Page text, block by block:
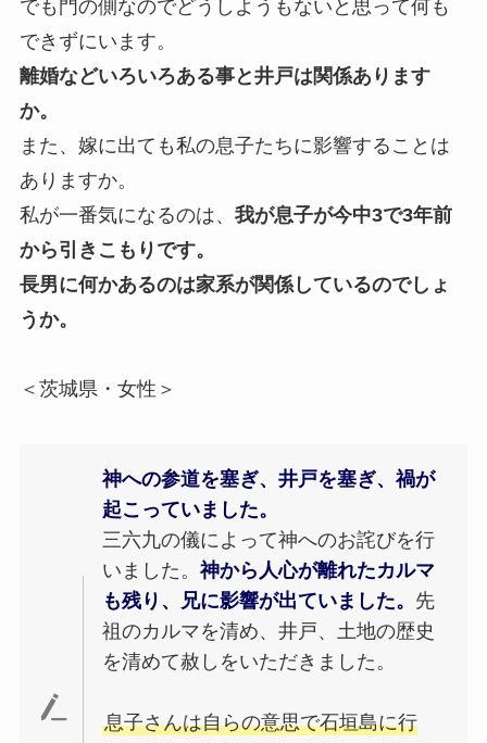
でも門の側なのでどうしようもないと思って何も
できずにいます。
離婚などいろいろある事と井戸は関係あります
か。
また、嫁に出ても私の息子たちに影響することは
ありますか。
私が一番気になるのは、 我が息子が今中3で3年前
から引きこもりです。
長男に何かあるのは家系が関係しているのでしょ
うか。
＜茨城県・女性＞
神への参道を塞ぎ、井戸を塞ぎ、禍が
起こっていました。
三六九の儀によって神へのお詫びを行
いました。神から人心が離れたカルマ
も残り、兄に影響が出ていました。 先
祖のカルマを清め、井戸、土地の歴史
を清めて赦しをいただきました。
息子さんは自らの意思で石垣島に行